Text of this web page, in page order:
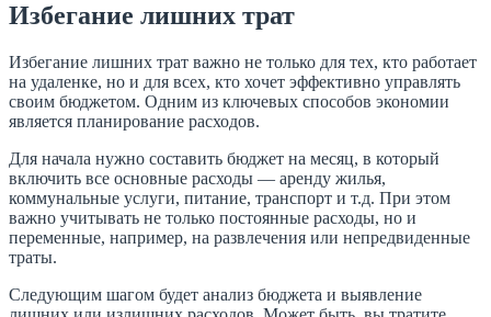
Избегание лишних трат
Избегание лишних трат важно не только для тех, кто работает
на удаленке, но и для всех, кто хочет эффективно управлять
своим бюджетом. Одним из ключевых способов экономии
является планирование расходов.
Для начала нужно составить бюджет на месяц, в который
включить все основные расходы — аренду жилья,
коммунальные услуги, питание, транспорт и т.д. При этом
важно учитывать не только постоянные расходы, но и
переменные, например, на развлечения или непредвиденные
траты.
Следующим шагом будет анализ бюджета и выявление